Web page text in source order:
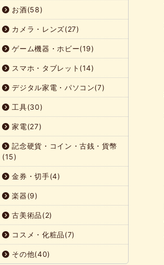
お酒(58)
カメラ・レンズ(27)
ゲーム機器・ホビー(19)
スマホ・タブレット(14)
デジタル家電・パソコン(7)
工具(30)
家電(27)
記念硬貨・コイン・古銭・貨幣
(15)
金券・切手(4)
楽器(9)
古美術品(2)
コスメ・化粧品(7)
その他(40)